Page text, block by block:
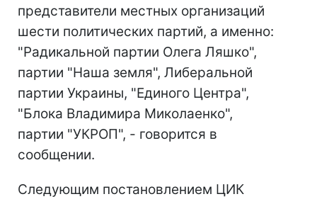
представители местных организаций
шести политических партий, а именно:
"Радикальной партии Олега Ляшко",
партии "Наша земля", Либеральной
партии Украины, "Единого Центра",
"Блока Владимира Миколаенко",
партии "УКРОП", - говорится в
сообщении.
Следующим постановлением ЦИК